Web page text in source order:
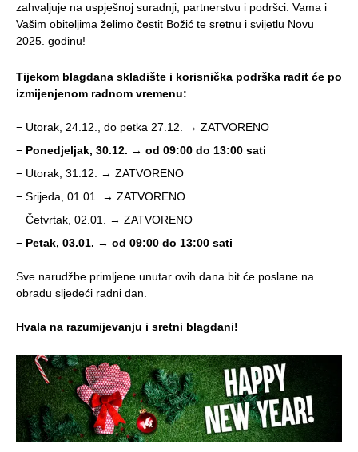
zahvaljuje na uspješnoj suradnji, partnerstvu i podršci. Vama i
Vašim obiteljima želimo čestit Božić te sretnu i svijetlu Novu
2025. godinu!
Tijekom blagdana skladište i korisnička podrška radit će po
izmijenjenom radnom vremenu:
− Utorak, 24.12., do petka 27.12. → ZATVORENO
− Ponedjeljak, 30.12. → od 09:00 do 13:00 sati
− Utorak, 31.12. → ZATVORENO
− Srijeda, 01.01. → ZATVORENO
− Četvrtak, 02.01. → ZATVORENO
− Petak, 03.01. → od 09:00 do 13:00 sati
Sve narudžbe primljene unutar ovih dana bit će poslane na
obradu sljedeći radni dan.
Hvala na razumijevanju i sretni blagdani!